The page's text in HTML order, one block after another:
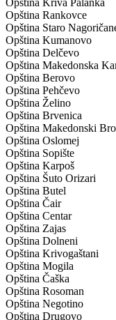
Opština Kriva Palanka
Opština Rankovce
Opština Staro
Opština Kumanovo
Opština Delčevo
Opština Makedonska
Opština Berovo
Opština Pehčevo
Opština Želino
Opština Brvenica
Opština Makedonski
Opština Oslomej
Opština Sopište
Opština Karpoš
Opština Šuto Orizari
Opština Butel
Opština Čair
Opština Centar
Opština Zajas
Opština Dolneni
Opština Krivogaštani
Opština Mogila
Opština Čaška
Opština Rosoman
Opština Negotino
Opština Drugovo